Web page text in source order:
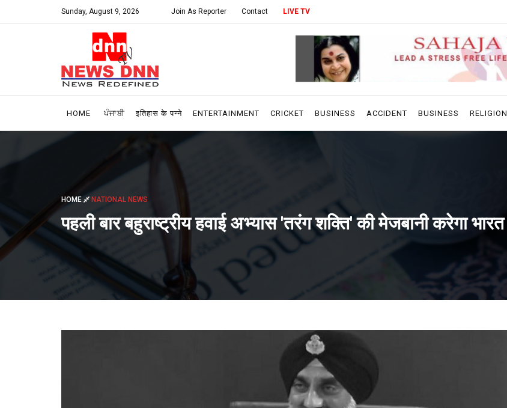
Sunday, August 9, 2026 Join As Reporter Contact LIVE TV
HOME ਪੰਜਾਬੀ इतिहास के पन्ने ENTERTAINMENT CRICKET BUSINESS ACCIDENT BUSINESS RELIGION
HOME NATIONAL NEWS
पहली बार बहुराष्ट्रीय हवाई अभ्यास 'तरंग शक्ति' की मेजबानी करेगा भारत